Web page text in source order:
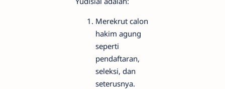
Merekrut calon
hakim agung
seperti
pendaftaran,
seleksi, dan
seterusnya.